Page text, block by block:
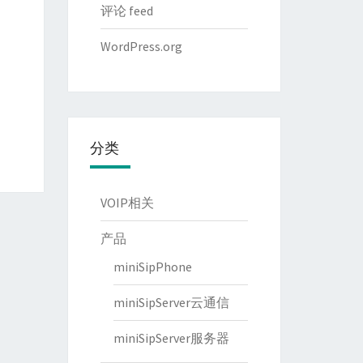
评论 feed
WordPress.org
分类
VOIP相关
产品
miniSipPhone
miniSipServer云通信
miniSipServer服务器